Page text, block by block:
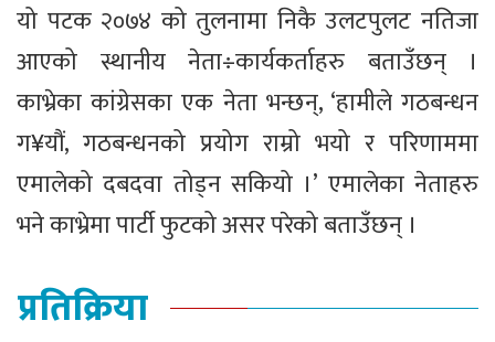
यो पटक २०७४ को तुलनामा निकै उलटपुलट नतिजा
आएको स्थानीय नेता÷कार्यकर्ताहरु बताउँछन् ।
काभ्रेका कांग्रेसका एक नेता भन्छन्, ‘हामीले गठबन्धन
ग¥यौं, गठबन्धनको प्रयोग राम्रो भयो र परिणाममा
एमालेको दबदवा तोड्न सकियो ।’ एमालेका नेताहरु
भने काभ्रेमा पार्टी फुटको असर परेको बताउँछन् ।
प्रतिक्रिया